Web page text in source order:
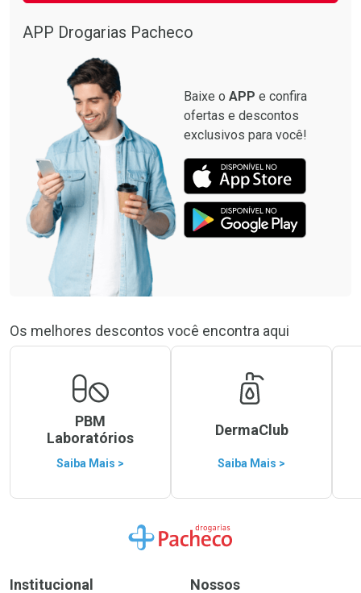
APP Drogarias Pacheco
Baixe o APP e confira
ofertas e descontos
exclusivos para você!
Os melhores descontos você encontra aqui
PBM
Laboratórios
Saiba Mais >
DermaClub
Saiba Mais >
Ir para a Home
Institucional
Nossos